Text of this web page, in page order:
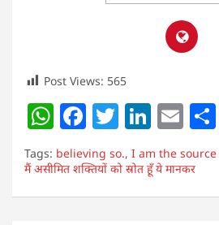
Post Views: 565
W
h
at
s
F
a
c
e
T
w
itt
er
Li
n
k
e
E
m
ai
l
Tags: believing so., I am the
मैं असीमित शक्तियों को स्रोत हूँ ये मानकर